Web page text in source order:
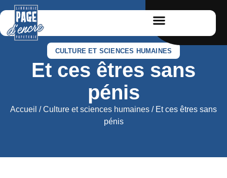
CULTURE ET SCIENCES HUMAINES
Et ces êtres sans
pénis
Accueil /Culture et sciences humaines / Et ces êtres sans
pénis